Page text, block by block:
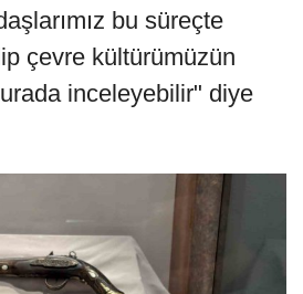
bu süreçte
çevre kültürümüzün
inceleyebilir" diye